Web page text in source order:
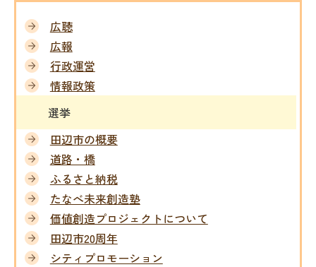
広聴
広報
行政運営
情報政策
選挙
田辺市の概要
道路・橋
ふるさと納税
たなべ未来創造塾
価値創造プロジェクトについて
田辺市20周年
シティプロモーション